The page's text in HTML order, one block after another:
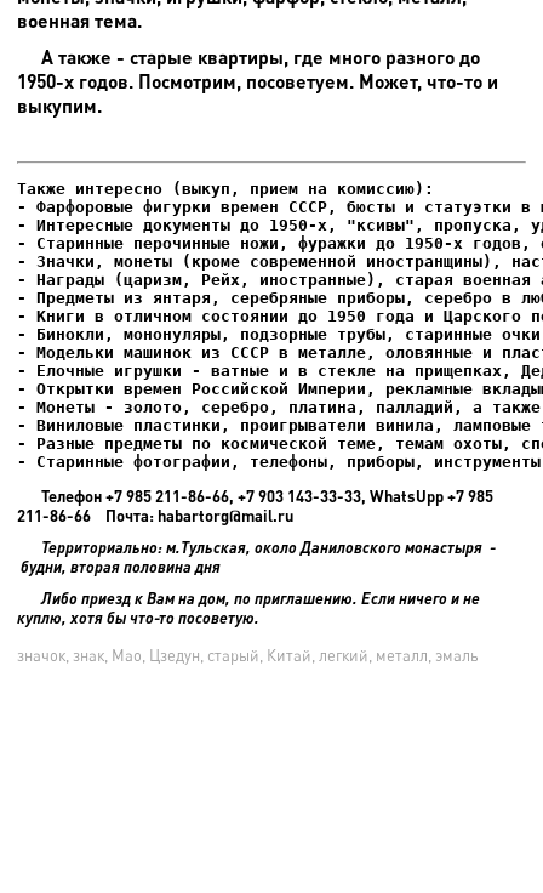
военная тема.
А также - старые квартиры, где много разного до
1950-х годов. Посмотрим, посоветуем. Может, что-то и
выкупим.
- Фарфоровые фигурки времен СССР, бюсты и статуэтки в
- Интересные документы до 1950-х, "ксивы", пропуска,
- Елочные игрушки - ватные и в стекле на прищепках,
- Старинные фотографии, телефоны, приборы,
Телефон +7 985 211-86-66, +7 903 143-33-33, WhatsUpp +7 985
211-86-66 Почта: habartorg@mail.ru
Территориально: м.Тульская, около Даниловского монастыря -
будни, вторая половина дня
Либо приезд к Вам на дом, по приглашению. Если ничего и не
куплю, хотя бы что-то посоветую.
значок, знак, Мао, Цзедун, старый, Китай, легкий, металл, эмаль